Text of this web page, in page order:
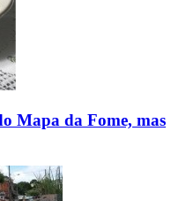
Mapa da Fome, mas